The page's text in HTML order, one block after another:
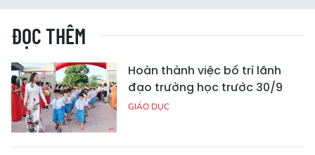
ĐỌC THÊM
Hoàn thành việc bố trí lãnh
đạo trường học trước 30/9
GIÁO DỤC